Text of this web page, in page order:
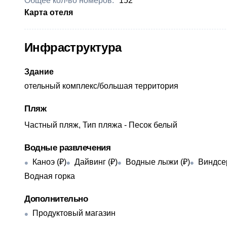
Карта отеля
Инфраструктура
Здание
отельный комплекс/большая территория
Пляж
Частный пляж, Тип пляжа - Песок белый
Водные развлечения
Каноэ (₽) Дайвинг (₽) Водные лыжи (₽)
Водная горка
Дополнительно
Продуктовый магазин